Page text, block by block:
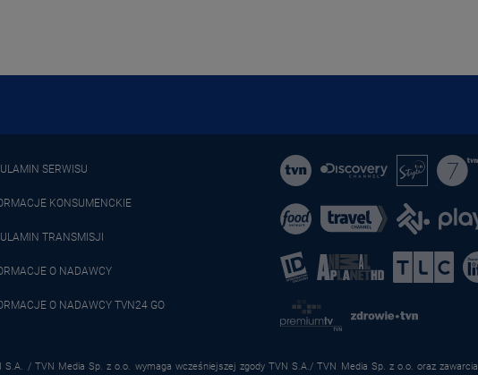
SERWISU
KONSUMENCKIE
TRANSMISJI
O NADAWCY
O NADAWCY TVN24 GO
S.A. / TVN Media Sp. z o.o. wymaga wcześniejszej zgody TVN S.A./ TVN Media Sp. z o.o. oraz